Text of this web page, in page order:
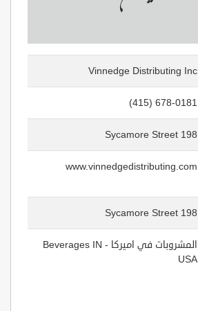
Vinnedge Distributing Inc
(415) 678-0181
198 Sycamore Street
www.vinnedgedistributing.com
198 Sycamore Street
المشروبات في اميركا - Beverages IN
USA